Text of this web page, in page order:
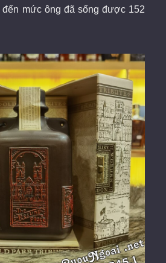
đến mức ông đã sống được 152